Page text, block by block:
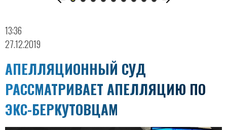
13:36
27.12.2019
АПЕЛЛЯЦИОННЫЙ СУД
РАССМАТРИВАЕТ АПЕЛЛЯЦИЮ ПО
ЭКС-БЕРКУТОВЦАМ